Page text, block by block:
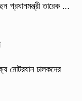
প্রধানমন্ত্রী তারেক ...
মোটরযান চালকদের